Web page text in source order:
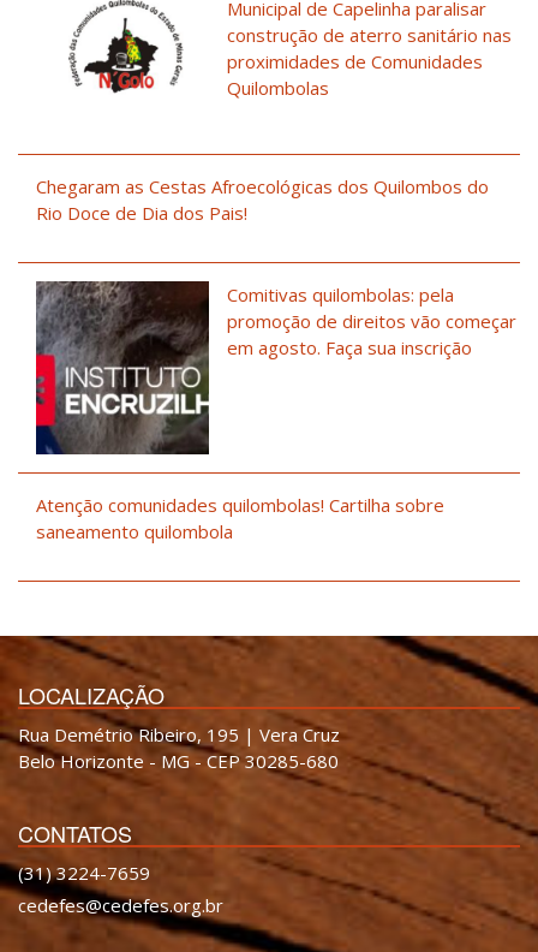
Municipal de Capelinha paralisar
construção de aterro sanitário nas
proximidades de Comunidades
Quilombolas
Chegaram as Cestas Afroecológicas dos Quilombos do
Rio Doce de Dia dos Pais!
Comitivas quilombolas: pela
promoção de direitos vão começar
em agosto. Faça sua inscrição
Atenção comunidades quilombolas! Cartilha sobre
saneamento quilombola
LOCALIZAÇÃO
Rua Demétrio Ribeiro, 195 | Vera Cruz
Belo Horizonte - MG - CEP 30285-680
CONTATOS
(31) 3224-7659
cedefes@cedefes.org.br